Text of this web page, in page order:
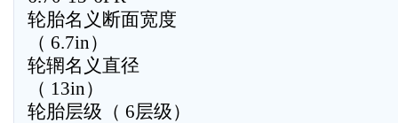
轮胎名义断面宽度
（ 6.7in）
轮辋名义直径
（ 13in）
轮胎层级（ 6层级）